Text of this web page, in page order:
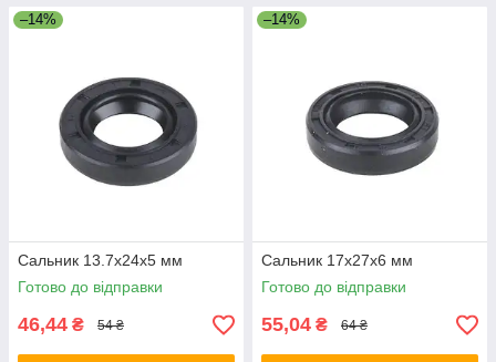
–14%
Сальник 13.7x24x5 мм
Готово до відправки
46,44 ₴ 54 ₴
–14%
Сальник 17x27x6 мм
Готово до відправки
55,04 ₴ 64 ₴